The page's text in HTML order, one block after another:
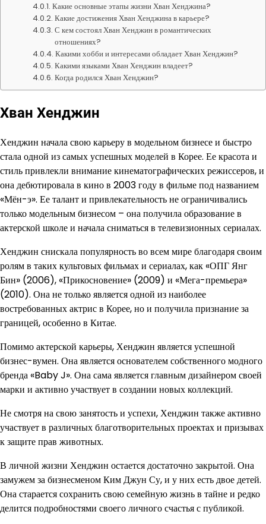
Какие основные этапы жизни Хван Хенджина?
Какие достижения Хван Хенджина в карьере?
С кем состоял Хван Хенджин в романтических
отношениях?
Какими хобби и интересами обладает Хван Хенджин?
Какими языками Хван Хенджин владеет?
Когда родился Хван Хенджин?
Хван Хенджин
Хенджин начала свою карьеру в модельном бизнесе и быстро
стала одной из самых успешных моделей в Корее. Ее красота и
стиль привлекли внимание кинематографических режиссеров, и
она дебютировала в кино в 2003 году в фильме под названием
«Мён-э». Ее талант и привлекательность не ограничивались
только модельным бизнесом – она получила образование в
актерской школе и начала сниматься в телевизионных сериалах.
Хенджин снискала популярность во всем мире благодаря своим
ролям в таких культовых фильмах и сериалах, как «ОПГ Янг
Бин» (2006), «Прикосновение» (2009) и «Мега-премьера»
(2010). Она не только является одной из наиболее
востребованных актрис в Корее, но и получила признание за
границей, особенно в Китае.
Помимо актерской карьеры, Хенджин является успешной
бизнес-вумен. Она является основателем собственного модного
бренда «Baby J». Она сама является главным дизайнером своей
марки и активно участвует в создании новых коллекций.
Не смотря на свою занятость и успехи, Хенджин также активно
участвует в различных благотворительных проектах и призывах
к защите прав животных.
В личной жизни Хенджин остается достаточно закрытой. Она
замужем за бизнесменом Ким Джун Су, и у них есть двое детей.
Она старается сохранить свою семейную жизнь в тайне и редко
делится подробностями своего личного счастья с публикой.